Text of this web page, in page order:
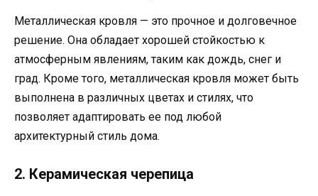
Металлическая кровля — это прочное и долговечное
решение. Она обладает хорошей стойкостью к
атмосферным явлениям, таким как дождь, снег и
град. Кроме того, металлическая кровля может быть
выполнена в различных цветах и стилях, что
позволяет адаптировать ее под любой
архитектурный стиль дома.
2. Керамическая черепица